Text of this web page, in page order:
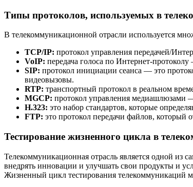
Типы протоколов, используемых в
В телекоммуникационной отрасли используется
TCP/IP: протокол управления передачей/
VoIP: передача голоса по Интернет-
SIP: протокол инициации сеанса — это
видеовызовы.
RTP: транспортный протокол в реальном
MGCP: протокол управления медиашлюзами
H.323: это набор стандартов, которые
FTP: это протокол передачи файлов, который
Тестирование жизненного цикла в
Телекоммуникационная отрасль является одной
внедрять инновации и улучшать свои продукты и
Жизненный цикл тестирования телекоммуникаций